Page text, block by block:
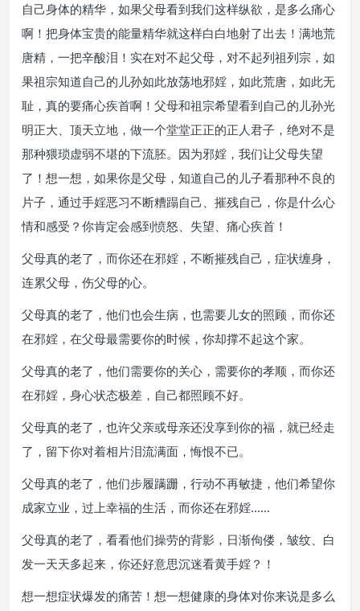
自己身体的精华，如果父母看到我们这样纵欲，是多么痛心
啊！把身体宝贵的能量精华就这样白白地射了出去！满地荒
唐精，一把辛酸泪！实在对不起父母，对不起列祖列宗，如
果祖宗知道自己的儿孙如此放荡地邪婬，如此荒唐，如此无
耻，真的要痛心疾首啊！父母和祖宗希望看到自己的儿孙光
明正大、顶天立地，做一个堂堂正正的正人君子，绝对不是
那种猥琐虚弱不堪的下流胚。因为邪婬，我们让父母失望
了！想一想，如果你是父母，知道自己的儿子看那种不良的
片子，通过手婬恶习不断糟蹋自己、摧残自己，你是什么心
情和感受？你肯定会感到愤怒、失望、痛心疾首！
父母真的老了，而你还在邪婬，不断摧残自己，症状缠身，
连累父母，伤父母的心。
父母真的老了，他们也会生病，也需要儿女的照顾，而你还
在邪婬，在父母最需要你的时候，你却撑不起这个家。
父母真的老了，他们需要你的关心，需要你的孝顺，而你还
在邪婬，身心状态极差，自己都照顾不好。
父母真的老了，也许父亲或母亲还没享到你的福，就已经走
了，留下你对着相片泪流满面，悔恨不已。
父母真的老了，他们步履蹒跚，行动不再敏捷，他们希望你
成家立业，过上幸福的生活，而你还在邪婬……
父母真的老了，看看他们操劳的背影，日渐佝偻，皱纹、白
发一天天多起来，你还好意思沉迷看黄手婬？！
想一想症状爆发的痛苦！想一想健康的身体对你来说是多么